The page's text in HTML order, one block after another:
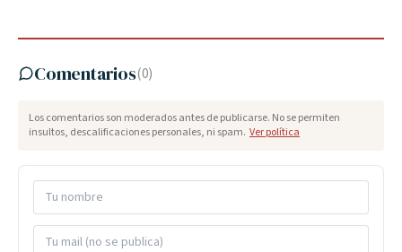
Comentarios(0)
Los comentarios son moderados antes de publicarse. No se permiten
insultos, descalificaciones personales, ni spam. Ver política